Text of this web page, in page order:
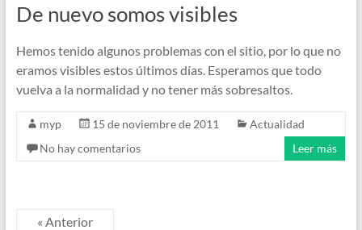
De nuevo somos visibles
Hemos tenido algunos problemas con el sitio, por lo que no
eramos visibles estos últimos días. Esperamos que todo
vuelva a la normalidad y no tener más sobresaltos.
myp 15 de noviembre de 2011
Actualidad
No hay comentarios
Leer más
« Anterior